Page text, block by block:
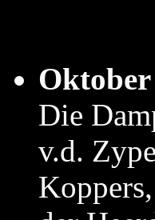
Oktober
Die
v.d.